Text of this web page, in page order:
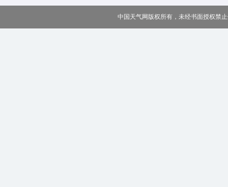
中国天气网版权所有，未经书面授权